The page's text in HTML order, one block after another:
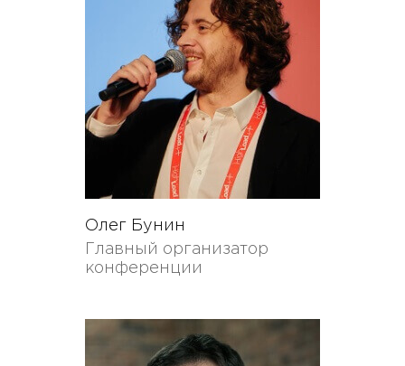
Олег Бунин
Главный организатор
конференции